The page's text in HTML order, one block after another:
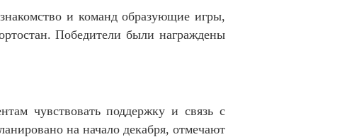
и команд образующие игры,
Победители были награждены
чувствовать поддержку и связь с
на начало декабря, отмечают